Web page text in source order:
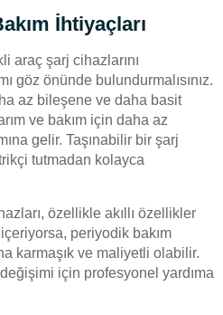
İhtiyaçları
araç şarj cihazlarını
göz önünde bulundurmalısınız.
az bileşene ve daha basit
ve bakım için daha az
gelir. Taşınabilir bir şarj
tutmadan kolayca
özellikle akıllı özellikler
periyodik bakım
karmaşık ve maliyetli olabilir.
için profesyonel yardıma